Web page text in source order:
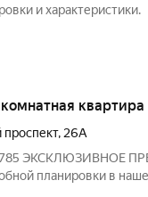
и характеристики.
комнатная квартира
проспект, 26А
ЭКСКЛЮЗИВНОЕ
планировки в